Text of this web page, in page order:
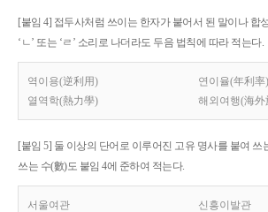
[붙임 4] 접두사처럼 쓰이는 한자가 붙어서 된 말이나 합
‘ㄴ’ 또는 ‘ㄹ’ 소리로 나더라도 두음 법칙에 따라 적는다.
역이용(逆利用)
연이율(年利率)
열역학(熱力學)
해외여행(海外
[붙임 5] 둘 이상의 단어로 이루어진 고유 명사를 붙여 쓰
쓰는 수(數)도 붙임 4에 준하여 적는다.
서울여관 신흥이발관